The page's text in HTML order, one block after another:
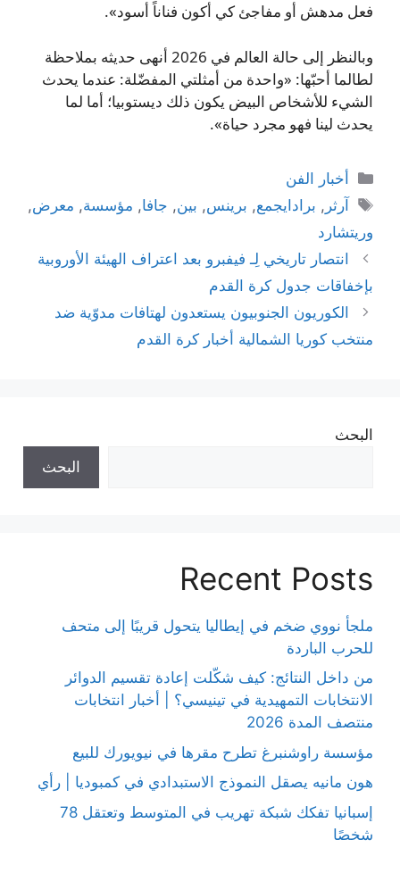
فعل مدهش أو مفاجئ كي أكون فناناً أسود».
وبالنظر إلى حالة العالم في 2026 أنهى حديثه بملاحظة
لطالما أحبّها: «واحدة من أمثلتي المفضّلة: عندما يحدث
الشيء للأشخاص البيض يكون ذلك ديستوبيا؛ أما لما
يحدث لينا فهو مجرد حياة».
التصنيفات
أخبار الفن
الوسوم
آرثر , برادايجمع, برينس, بين, جافا, مؤسسة, معرض,
وريتشارد
انتصار تاريخي لِـ فيفبرو بعد اعتراف الهيئة الأوروبية
بإخفاقات جدول كرة القدم
الكوريون الجنوبيون يستعدون لهتافات مدوّية ضد
منتخب كوريا الشمالية أخبار كرة القدم
البحث
البحث
Recent Posts
ملجأ نووي ضخم في إيطاليا يتحول قريبًا إلى متحف
للحرب الباردة
من داخل النتائج: كيف شكّلت إعادة تقسيم الدوائر
الانتخابات التمهيدية في تينيسي؟ | أخبار انتخابات
منتصف المدة 2026
مؤسسة راوشنبرغ تطرح مقرها في نيويورك للبيع
هون مانيه يصقل النموذج الاستبدادي في كمبوديا | رأي
إسبانيا تفكك شبكة تهريب في المتوسط وتعتقل 78
شخصًا